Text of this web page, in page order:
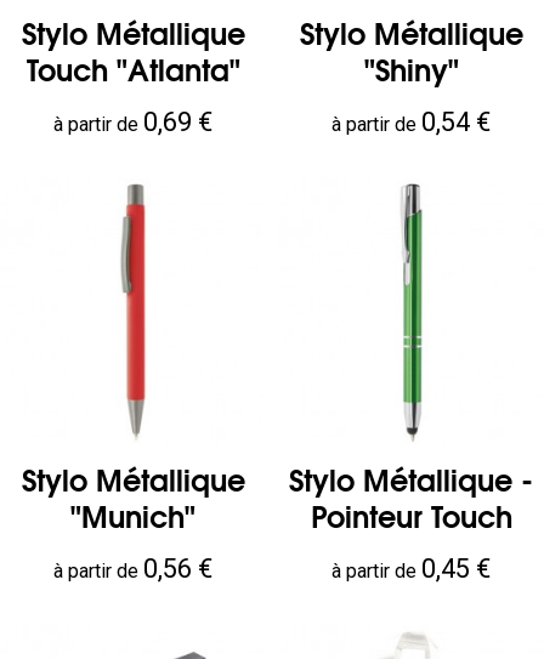
Stylo Métallique
Touch "Atlanta"
Prix
à partir de 0,69 €
Stylo Métallique
"Shiny"
Prix
à partir de 0,54 €
Stylo Métallique
"Munich"
Prix
à partir de 0,56 €
Stylo Métallique -
Pointeur Touch
Prix
à partir de 0,45 €